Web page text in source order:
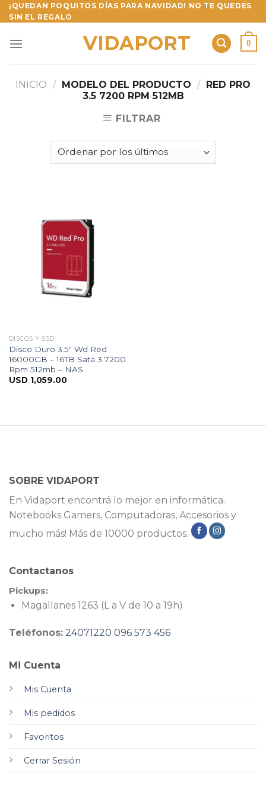
Skip
to
¡QUEDAN POQUITOS DÍAS PARA NAVIDAD! NO TE QUEDES
SIN EL REGALO
VIDAPORT 0
INICIO / MODELO DEL PRODUCTO / RED PRO
3.5 7200 RPM 512MB
FILTRAR
DISCOS Y SSD
Disco Duro 3.5″ Wd Red
16000GB – 16TB Sata 3 7200
Rpm 512mb – NAS
USD 1,059.00
SOBRE VIDAPORT
En Vidaport encontrá lo mejor en informática.
Notebooks Gamers, Computadoras, Accesorios y
mucho más! Más de 10000 productos.
Mi Cuenta
Mis Cuenta
Mis pedidos
Favoritos
Cerrar Sesión
Contactanos
Pickups:
Magallanes 1263 (L a V de 10 a 19h)
Teléfonos: 24071220 096 573 456